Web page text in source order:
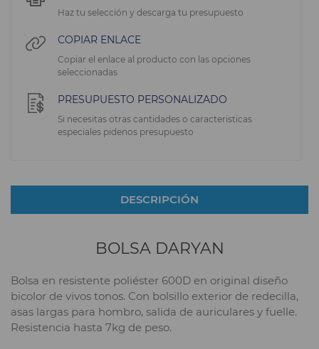
Haz tu selección y descarga tu presupuesto
COPIAR ENLACE
Copiar el enlace al producto con las opciones
seleccionadas
PRESUPUESTO PERSONALIZADO
Si necesitas otras cantidades o caracteristicas
especiales pidenos presupuesto
DESCRIPCIÓN
BOLSA DARYAN
Bolsa en resistente poliéster 600D en original diseño
bicolor de vivos tonos. Con bolsillo exterior de redecilla,
asas largas para hombro, salida de auriculares y fuelle.
Resistencia hasta 7kg de peso.